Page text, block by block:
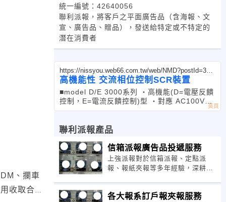
、攔車
收取合
統一編號：42640056
聯利派報，將客戶之平面廣告品（含海報、文
宣、廣告品、贈品），發送給特定或不特定的
潛在消費者
https://nissyou.web66.com.tw/web/NMD?postId=321
420
高機能性 交流相位控制SCR裝置
■model D/E 3000系列 ・高機能(D=電壓反饋
控制，E=電流反饋控制)型 ・對應 AC100V~4
40V 對應變壓器一次側控制 ・耐雜訊、防電源
聯利派報產品
信箱派報廣告品投遞服務
上強派報對於信箱派報、定點派
報、報紙夾報等多年經驗，深耕在
益大增。
各大報系訂戶報夾報服務